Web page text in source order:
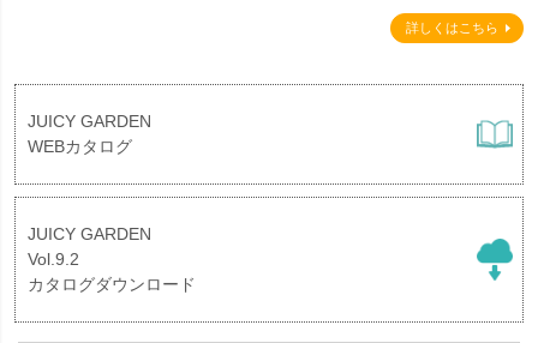
詳しくはこちら
JUICY GARDEN
WEBカタログ
JUICY GARDEN
Vol.9.2
カタログダウンロード